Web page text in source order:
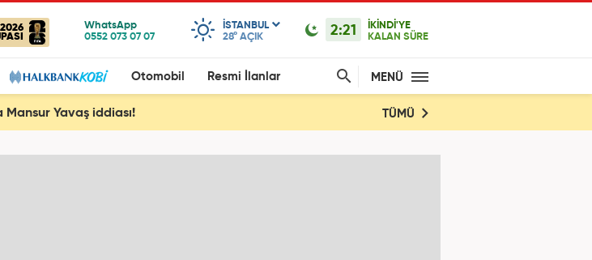
2026
ISTANBUL
28° AÇIK 2:21
İKİNDİ'YE
KALAN SÜRE
Otomobil Resmi İlanlar MENÜ
Yavaş iddiası! TÜMÜ